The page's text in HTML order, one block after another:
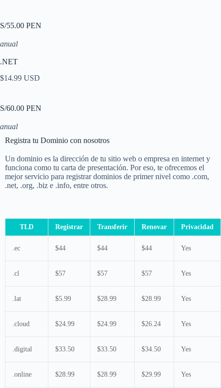
S/55.00 PEN
anual
.NET
$14.99 USD
S/60.00 PEN
anual
Registra tu Dominio con nosotros
Un dominio es la dirección de tu sitio web o empresa en internet y
funciona como tu carta de presentación. Por eso, te ofrecemos el
mejor servicio para registrar dominios de primer nivel como .com,
.net, .org, .biz e .info, entre otros.
TLD Registrar Transferir Renovar Privacidad
.ec $44 $44 $44 Yes
.cl $57 $57 $57 Yes
.lat $5.99 $28.99 $28.99 Yes
.cloud $24.99 $24.99 $26.24 Yes
.digital $33.50 $33.50 $34.50 Yes
.online $28.99 $28.99 $29.99 Yes